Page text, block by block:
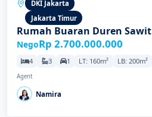
DKI Jakarta
Jakarta Timur
Rumah Buaran Duren Sawit
NegoRp 2.700.000.000
4 3 1 LT: 160m² LB: 200m²
Agent
Namira